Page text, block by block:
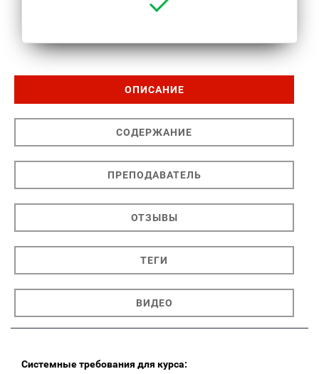
ОПИСАНИЕ
СОДЕРЖАНИЕ
ПРЕПОДАВАТЕЛЬ
ОТЗЫВЫ
ТЕГИ
ВИДЕО
Системные требования для курса: